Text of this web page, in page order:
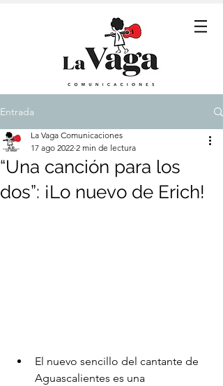
Entrada
“Una canción para los
dos”: ¡Lo nuevo de Erich!
La Vaga Comunicaciones
17 ago 2022 2 min de lectura
El nuevo sencillo del cantante de
Aguascalientes es una